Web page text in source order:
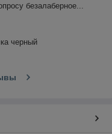
безалаберное...
черный